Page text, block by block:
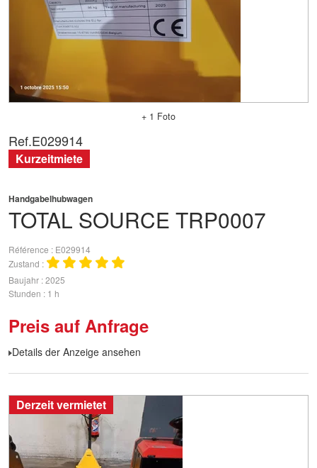
+ 1 Foto
TOTAL SOURCE TRP0007
Handgabelhubwagen
Référence
E029914
Zustand
Baujahr 2025
Stunden
1 h
Preis auf Anfrage
Details der Anzeige ansehen
Ref.E029914
Kurzeitmiete
Derzeit vermietet